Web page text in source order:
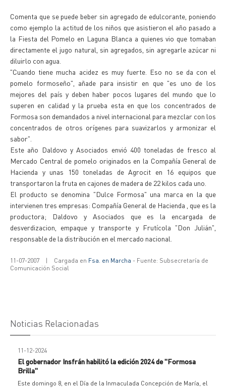
Comenta que se puede beber sin agregado de edulcorante, poniendo
como ejemplo la actitud de los niños que asistieron el año pasado a
la Fiesta del Pomelo en Laguna Blanca a quienes vio que tomaban
directamente el jugo natural, sin agregados, sin agregarle azúcar ni
diluirlo con agua.
"Cuando tiene mucha acidez es muy fuerte. Eso no se da con el
pomelo formoseño", añade para insistir en que "es uno de los
mejores del país y deben haber pocos lugares del mundo que lo
superen en calidad y la prueba esta en que los concentrados de
Formosa son demandados a nivel internacional para mezclar con los
concentrados de otros orígenes para suavizarlos y armonizar el
sabor".
Este año Daldovo y Asociados envió 400 toneladas de fresco al
Mercado Central de pomelo originados en la Compañía General de
Hacienda y unas 150 toneladas de Agrocit en 16 equipos que
transportaron la fruta en cajones de madera de 22 kilos cada uno.
El producto se denomina "Dulce Formosa" una marca en la que
intervienen tres empresas: Compañía General de Hacienda , que es la
productora; Daldovo y Asociados que es la encargada de
desverdizacion, empaque y transporte y Frutícola "Don Julián",
responsable de la distribución en el mercado nacional.
11-07-2007 | Cargada en Fsa. en Marcha - Fuente: Subsecretaría de
Comunicación Social
Noticias Relacionadas
11-12-2024
El gobernador Insfrán habilitó la edición 2024 de "Formosa
Brilla"
Este domingo 8, en el Día de la Inmaculada Concepción de María, el